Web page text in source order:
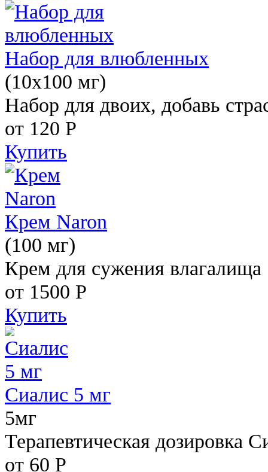
Набор для влюбленных
(10х100 мг)
Набор для двоих, добавь
от 120 Р
Купить
Крем Naron
(100 мг)
Крем для сужения влагалища
от 1500 Р
Купить
Сиалис 5 мг
5мг
Терапевтическая дозировка
от 60 Р